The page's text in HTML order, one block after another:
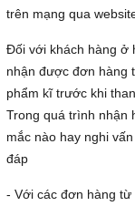
trên mạng qua
Đối với khách hàng ở
nhận được đơn hàng
phẩm kĩ trước khi
Trong quá trình nhận
mắc nào hay nghi
đáp
- Với các đơn hàng